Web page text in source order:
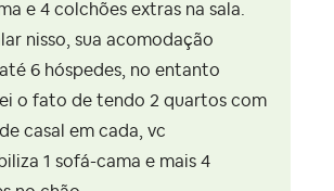
e 4 colchões extras na sala.
nisso, sua acomodação
6 hóspedes, no entanto
o fato de tendo 2 quartos com
casal em cada, vc
1 sofá-cama e mais 4